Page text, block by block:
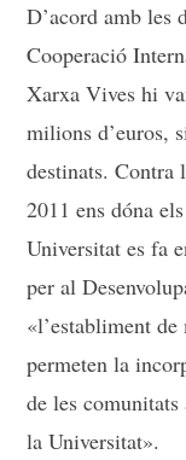
D’acord amb les
Cooperació
Xarxa Vives hi
milions d’euros,
destinats. Contra
2011 ens dóna
Universitat es fa
per al
«l’establiment
permeten la
de les
la Universitat».